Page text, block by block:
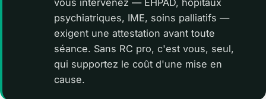
psychiatriques, IME, soins palliatifs —
exigent une attestation avant toute
séance. Sans RC pro, c'est vous, seul,
qui supportez le coût d'une mise en
cause.